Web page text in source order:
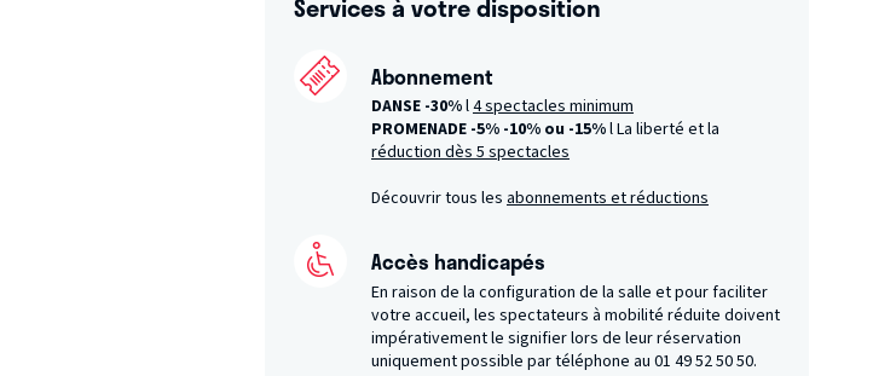
Abonnement
DANSE -30%l4 spectacles minimum
PROMENADE -5% -10% ou -15%l La liberté et la
réduction dès 5 spectacles
Découvrir tous les abonnements et réductions
Accès handicapés
En raison de la configuration de la salle et pour faciliter
votre accueil, les spectateurs à mobilité réduite doivent
impérativement le signifier lors de leur réservation
uniquement possible par téléphone au 01 49 52 50 50.